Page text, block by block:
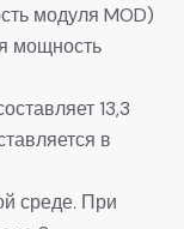
модуля MOD)
мощность
13,3
в
среде. При